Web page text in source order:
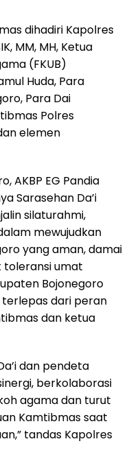
dihadiri Kapolres
MM, MH, Ketua
(FKUB)
Huda, Para
Para Dai
Polres
elemen
AKBP EG Pandia
Sarasehan Da’i
silaturahmi,
mewujudkan
yang aman, damai
toleransi umat
Bojonegoro
dari peran
dan ketua
dan pendeta
berkolaborasi
agama dan turut
Kamtibmas saat
tandas Kapolres